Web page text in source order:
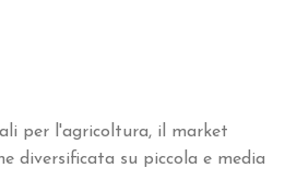
per l'agricoltura, il market
diversificata su piccola e media